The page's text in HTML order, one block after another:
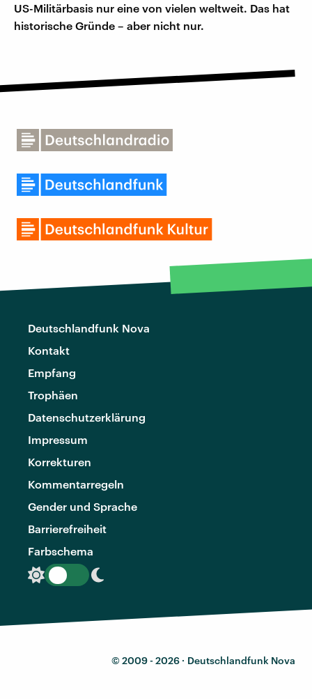
US-Militärbasis nur eine von vielen weltweit. Das hat
historische Gründe – aber nicht nur.
Deutschlandfunk Nova
Kontakt
Empfang
Trophäen
Datenschutzerklärung
Impressum
Korrekturen
Kommentarregeln
Gender und Sprache
Barrierefreiheit
Farbschema
© 2009 - 2026 · Deutschlandfunk Nova